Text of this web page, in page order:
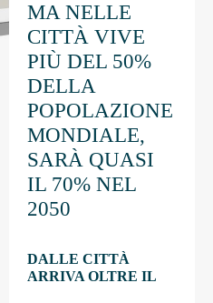
MA NELLE
CITTÀ VIVE
PIÙ DEL 50%
DELLA
POPOLAZIONE
MONDIALE,
SARÀ QUASI
IL 70% NEL
2050
DALLE CITTÀ
ARRIVA OLTRE IL